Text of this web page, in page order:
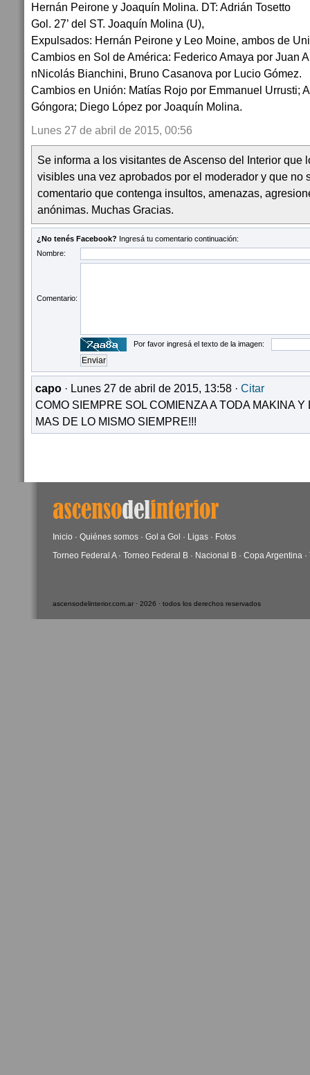
Hernán Peirone y Joaquín Molina. DT: Adrián Tosetto
Gol. 27’ del ST. Joaquín Molina (U),
Expulsados: Hernán Peirone y Leo Moine, ambos de
Cambios en Sol de América: Federico Amaya por Juan
nNicolás Bianchini, Bruno Casanova por Lucio Gómez.
Cambios en Unión: Matías Rojo por Emmanuel Urrusti;
Góngora; Diego López por Joaquín Molina.
Lunes 27 de abril de 2015, 00:56
Se informa a los visitantes de Ascenso del Interior que
visibles una vez aprobados por el moderador y que no
comentario que contenga insultos, amenazas,
anónimas. Muchas Gracias.
¿No tenés Facebook? Ingresá tu comentario continuación:
Nombre:
Comentario:
Por favor ingresá el texto de la imagen:
capo · Lunes 27 de abril de 2015, 13:58 · Citar
COMO SIEMPRE SOL COMIENZA A TODA MAKINA
MAS DE LO MISMO SIEMPRE!!!
Inicio · Quiénes somos · Gol a Gol · Ligas · Fotos
Torneo Federal A· Torneo Federal B · Nacional B · Copa Argentina ·
ascensodelinterior.com.ar · 2026 · todos los derechos reservados